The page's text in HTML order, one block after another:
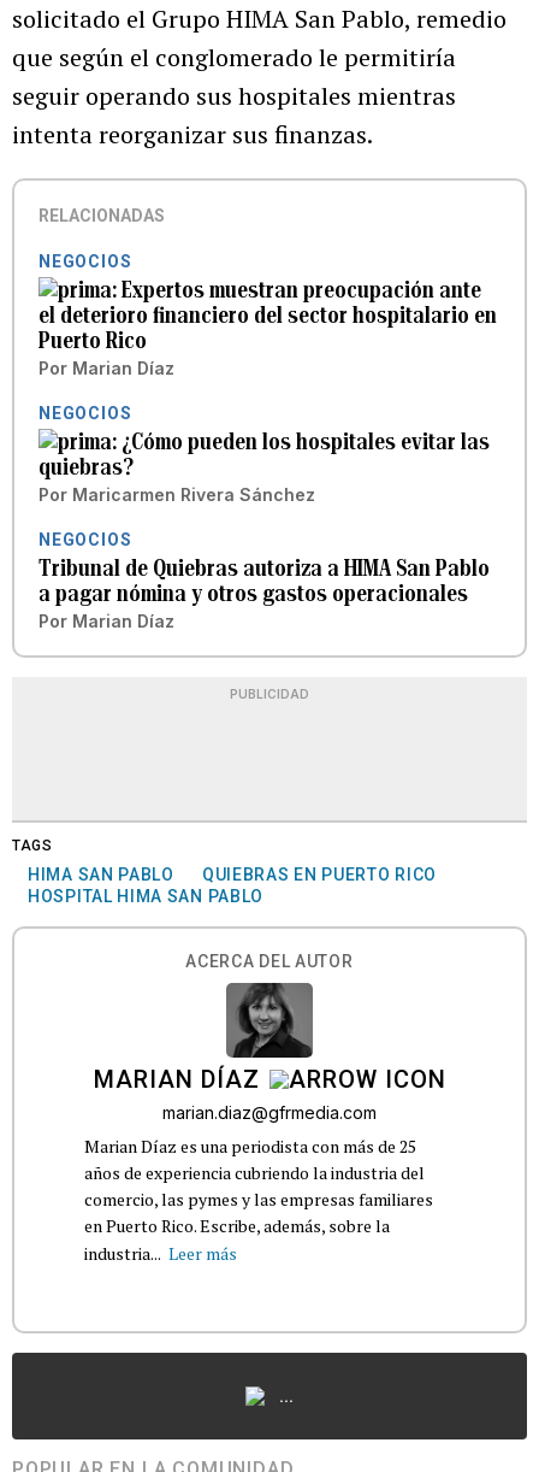
solicitado el Grupo HIMA San Pablo, remedio
que según el conglomerado le permitiría
seguir operando sus hospitales mientras
intenta reorganizar sus finanzas.
RELACIONADAS
NEGOCIOS
Expertos muestran preocupación ante
el deterioro financiero del sector hospitalario en
Puerto Rico
Por Marian Díaz
NEGOCIOS
¿Cómo pueden los hospitales evitar las
quiebras?
Por Maricarmen Rivera Sánchez
NEGOCIOS
Tribunal de Quiebras autoriza a HIMA San Pablo
a pagar nómina y otros gastos operacionales
Por Marian Díaz
PUBLICIDAD
TAGS
HIMA SAN PABLO
QUIEBRAS EN PUERTO RICO
HOSPITAL HIMA SAN PABLO
ACERCA DEL AUTOR
MARIAN DÍAZ
marian.diaz@gfrmedia.com
Marian Díaz es una periodista con más de 25
años de experiencia cubriendo la industria del
comercio, las pymes y las empresas familiares
en Puerto Rico. Escribe, además, sobre la
industria... Leer más
...